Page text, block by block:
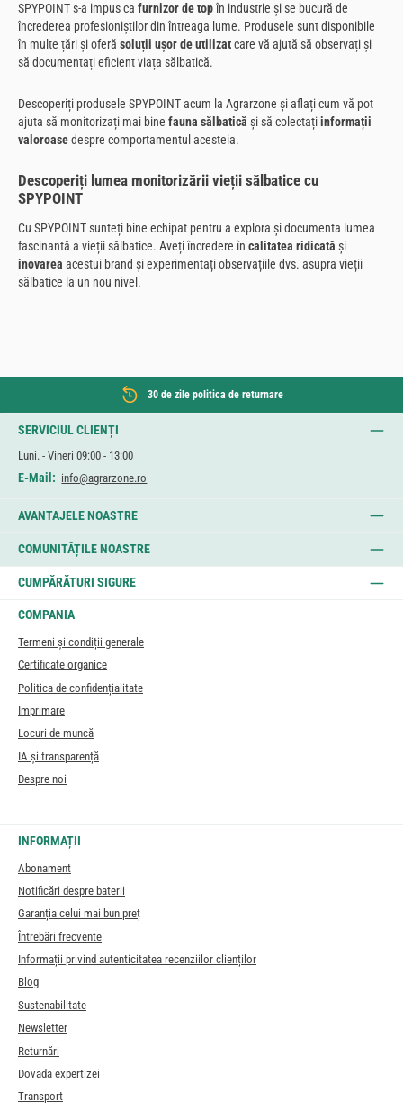
SPYPOINT s-a impus ca furnizor de topîn industrie și se bucură de
încrederea profesioniștilor din întreaga lume. Produsele sunt disponibile
în multe țări și oferă soluții ușor de utilizatcare vă ajută să observați și
să documentați eficient viața sălbatică.
Descoperiți produsele SPYPOINT acum la Agrarzone și aflați cum vă pot
ajuta să monitorizați mai bine fauna sălbatică și să colectațiinformații
valoroasedespre comportamentul acesteia.
Descoperiți lumea monitorizării vieții sălbatice cu
SPYPOINT
Cu SPYPOINT sunteți bine echipat pentru a explora și documenta lumea
fascinantă a vieții sălbatice. Aveți încredere în calitatea ridicată și
inovarea acestui brand și experimentați observațiile dvs. asupra vieții
sălbatice la un nou nivel.
30 de zile politica de returnare
SERVICIUL CLIENȚI
Luni. - Vineri 09:00 - 13:00
E-Mail: info@agrarzone.ro
AVANTAJELE NOASTRE
COMUNITĂȚILE NOASTRE
CUMPĂRĂTURI SIGURE
COMPANIA
Termeni și condiții generale
Certificate organice
Politica de confidențialitate
Imprimare
Locuri de muncă
IA și transparență
Despre noi
INFORMAȚII
Abonament
Notificări despre baterii
Garanția celui mai bun preț
Întrebări frecvente
Informații privind autenticitatea recenziilor clienților
Blog
Sustenabilitate
Newsletter
Returnări
Dovada expertizei
Transport